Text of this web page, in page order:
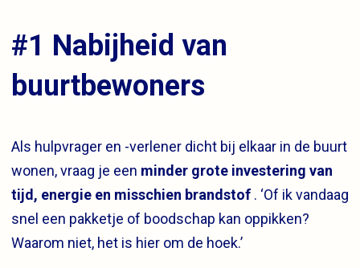
#1 Nabijheid van
buurtbewoners
Als hulpvrager en -verlener dicht bij elkaar in de buurt
wonen, vraag je een minder grote investering van
tijd, energie en misschien brandstof . ‘Of ik vandaag
snel een pakketje of boodschap kan oppikken?
Waarom niet, het is hier om de hoek.’